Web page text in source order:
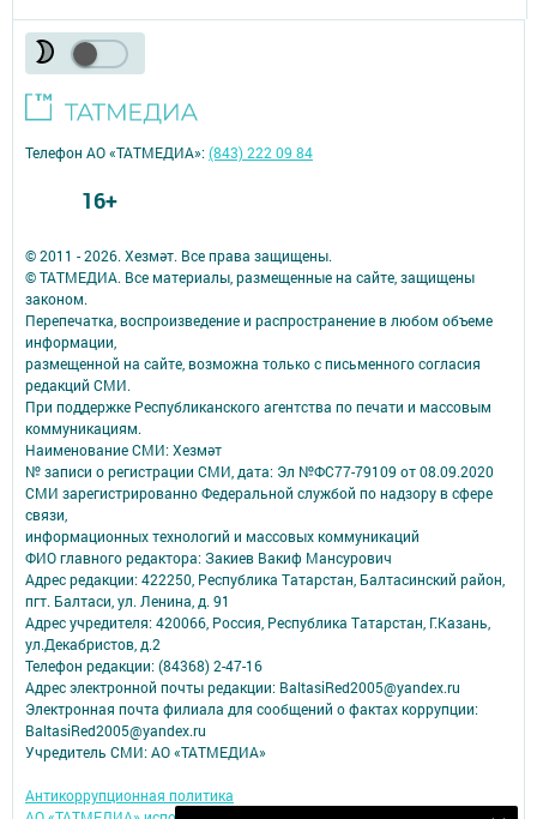
© 2011 - 2026. Хезмәт. Все права защищены.
© ТАТМЕДИА. Все материалы, размещенные на сайте, защищены
законом.
Перепечатка, воспроизведение и распространение в любом объеме
информации,
размещенной на сайте, возможна только с письменного согласия
редакций СМИ.
При поддержке Республиканского агентства по печати и массовым
коммуникациям.
Наименование СМИ: Хезмәт
№ записи о регистрации СМИ, дата: Эл №ФС77-79109 от 08.09.2020
СМИ зарегистрированно Федеральной службой по надзору в сфере
связи,
информационных технологий и массовых коммуникаций
ФИО главного редактора: Закиев Вакиф Мансурович
Адрес редакции: 422250, Республика Татарстан, Балтасинский район,
пгт. Балтаси, ул. Ленина, д. 91
Адрес учредителя: 420066, Россия, Республика Татарстан, Г.Казань,
ул.Декабристов, д.2
Телефон редакции: (84368) 2-47-16
Адрес электронной почты редакции: BaltasiRed2005@yandex.ru
Электронная почта филиала для сообщений о фактах коррупции:
BaltasiRed2005@yandex.ru
Учредитель СМИ: АО «ТАТМЕДИА»
Антикоррупционная политика
Телефон АО «ТАТМЕДИА»:(843) 222 09 84
16+